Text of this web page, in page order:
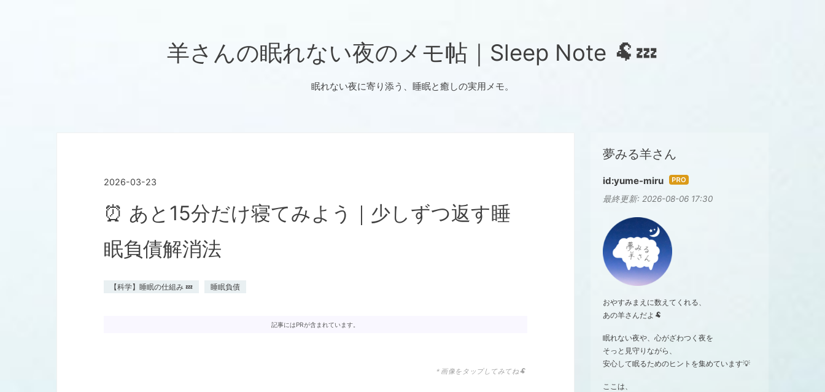
羊さんの眠れない夜のメモ帖｜Sleep Note 🐏💤
眠れない夜に寄り添う、睡眠と癒しの実用メモ。
2026-03-23
⏰ あと15分だけ寝てみよう｜少しずつ返す睡
眠負債解消法
【科学】睡眠の仕組み 💤 睡眠負債
記事にはPRが含まれています。
＊画像をタップしてみてね🐏
夢みる羊さん
id:yume-miru はて
なブ
最終更新: 2026-08-06 17:30
おやすみまえに数えてくれる、
あの羊さんだよ🐏
眠れない夜や、心がざわつく夜を
そっと見守りながら、
安心して眠るためのヒントを集めています💡
ここは、